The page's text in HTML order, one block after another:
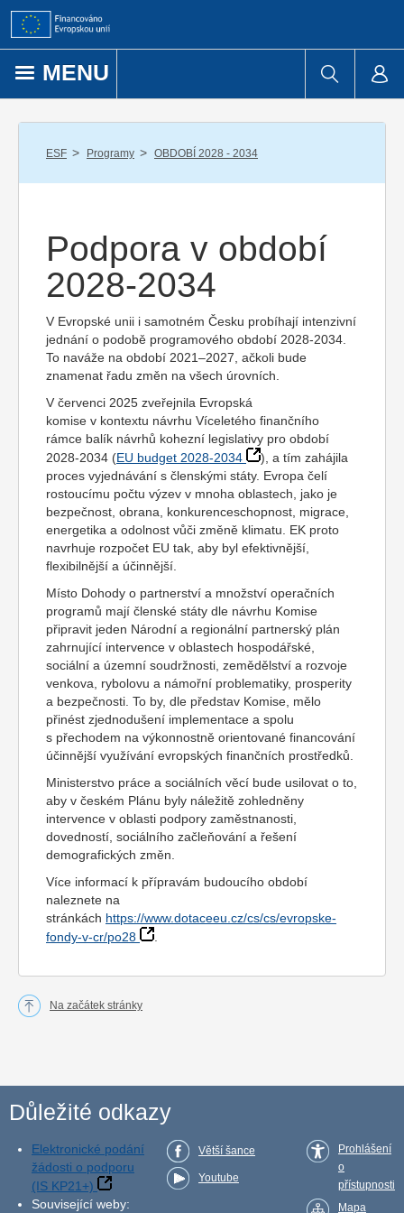
Přejít k obsahu
MENU
ESF / Programy / OBDOBÍ 2028 - 2034
Podpora v období
2028-2034
V Evropské unii i samotném Česku probíhají intenzivní
jednání o podobě programového období 2028-2034.
To naváže na období 2021–2027, ačkoli bude
znamenat řadu změn na všech úrovních.
V červenci 2025 zveřejnila Evropská
komise v kontextu návrhu Víceletého finančního
rámce balík návrhů kohezní legislativy pro období
2028-2034 (EU budget 2028-2034
), a tím zahájila
proces vyjednávání s členskými státy. Evropa čelí
rostoucímu počtu výzev v mnoha oblastech, jako je
bezpečnost, obrana, konkurenceschopnost, migrace,
energetika a odolnost vůči změně klimatu. EK proto
navrhuje rozpočet EU tak, aby byl efektivnější,
flexibilnější a účinnější.
Místo Dohody o partnerství a množství operačních
programů mají členské státy dle návrhu Komise
připravit jeden Národní a regionální partnerský plán
zahrnující intervence v oblastech hospodářské,
sociální a územní soudržnosti, zemědělství a rozvoje
venkova, rybolovu a námořní problematiky, prosperity
a bezpečnosti. To by, dle představ Komise, mělo
přinést zjednodušení implementace a spolu
s přechodem na výkonnostně orientované financování
účinnější využívání evropských finančních prostředků.
Ministerstvo práce a sociálních věcí bude usilovat o to,
aby v českém Plánu byly náležitě zohledněny
intervence v oblasti podpory zaměstnanosti,
dovedností, sociálního začleňování a řešení
demografických změn.
Více informací k přípravám budoucího období
naleznete na
stránkách https://www.dotaceeu.cz/cs/cs/evropske-
fondy-v-cr/po28
Na začátek stránky
Důležité odkazy
Elektronické podání
žádosti o podporu
(IS KP21+)
Související weby:
Větší šance
Youtube
Prohlášení
o
přístupnosti
Mapa